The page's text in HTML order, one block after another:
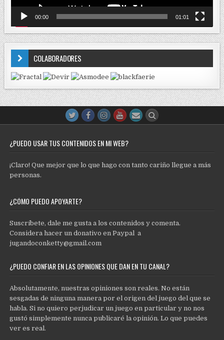
00:00 01:01
COLABORADORES
¿PUEDO USAR TUS CONTENIDOS EN MI WEB?
¡Claro! Que mejor que lo que hago con tanto cariño llegue a más
personas.
¿CÓMO PUEDO APOYARTE?
Suscríbete, dale me gusta a los contenidos y comenta.
Considera hacer un donativo en Paypal a
jugandoconketty@gmail.com
¿PUEDO CONFIAR EN LAS OPINIONES QUE DAN EN TU CANAL?
Absolutamente, nuestras opiniones son reales. No están
sesgadas de ninguna manera por el origen del juego del que se
habla. Si no quiero perjudicar un juego en particular y no nos
gustó simplemente nunca publicaré la opinión. Lo que puedes
ver es real.